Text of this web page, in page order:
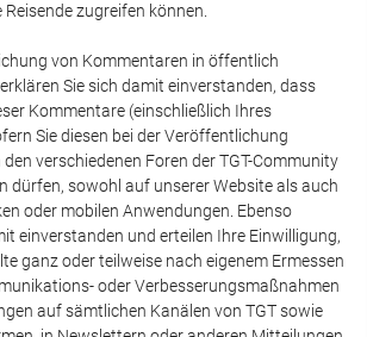
zugreifen können.
von Kommentaren in öffentlich
Sie sich damit einverstanden, dass
Kommentare (einschließlich Ihres
Sie diesen bei der Veröffentlichung
verschiedenen Foren der TGT-Community
dürfen, sowohl auf unserer Website als auch
oder mobilen Anwendungen. Ebenso
einverstanden und erteilen Ihre Einwilligung,
ganz oder teilweise nach eigenem Ermessen
oder Verbesserungsmaßnahmen
auf sämtlichen Kanälen von TGT sowie